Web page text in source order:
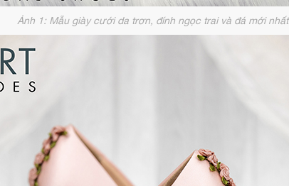
Ảnh 1: Mẫu giày cưới da trơn, đính ngọc trai và đá mới nhất